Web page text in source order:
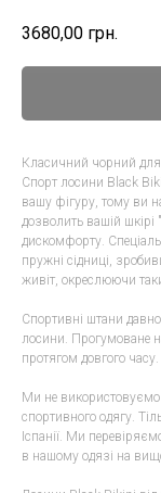
3680,00 грн.
Класичний чорний для
Спорт лосини Black
вашу фігуру, тому ви
дозволить вашій
дискомфорту.
пружні сідниці,
живіт, окреслюючи
Спортивні штани
лосини. Прогумоване
протягом довгого часу.
Ми не використовуємо
спортивного одягу.
Іспанії. Ми
в нашому одязі на